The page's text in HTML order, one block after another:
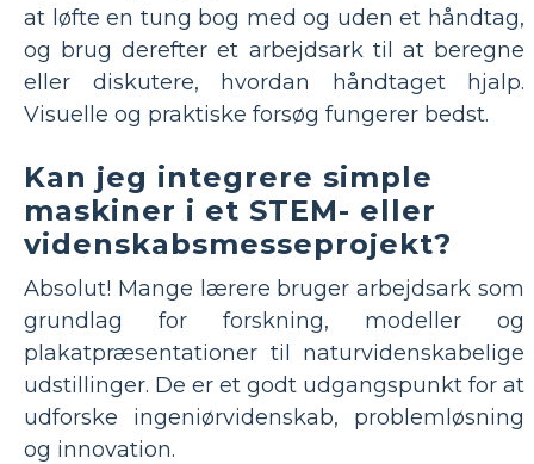
at løfte en tung bog med og uden et håndtag,
og brug derefter et arbejdsark til at beregne
eller diskutere, hvordan håndtaget hjalp.
Visuelle og praktiske forsøg fungerer bedst.
Kan jeg integrere simple
maskiner i et STEM- eller
videnskabsmesseprojekt?
Absolut! Mange lærere bruger arbejdsark som
grundlag for forskning, modeller og
plakatpræsentationer til naturvidenskabelige
udstillinger. De er et godt udgangspunkt for at
udforske ingeniørvidenskab, problemløsning
og innovation.